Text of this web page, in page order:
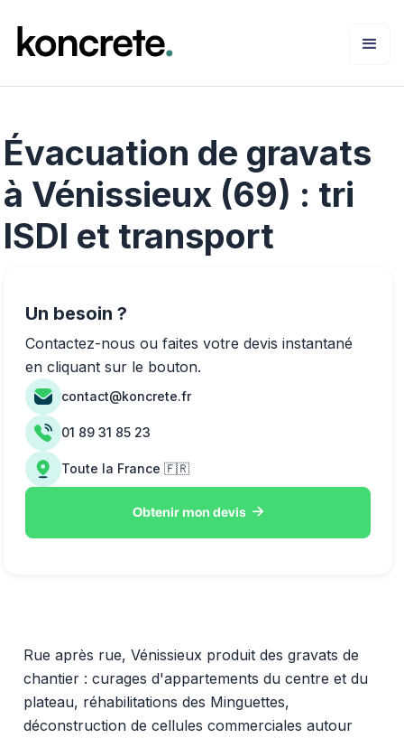
Évacuation de gravats
à Vénissieux (69) : tri
ISDI et transport
Rue après rue, Vénissieux produit des gravats de
chantier : curages d'appartements du centre et du
plateau, réhabilitations des Minguettes,
déconstruction de cellules commerciales autour
Un besoin ?
Contactez-nous ou faites votre devis instantané
en cliquant sur le bouton.
contact@koncrete.fr
01 89 31 85 23
Toute la France 🇫🇷
Obtenir mon devis 